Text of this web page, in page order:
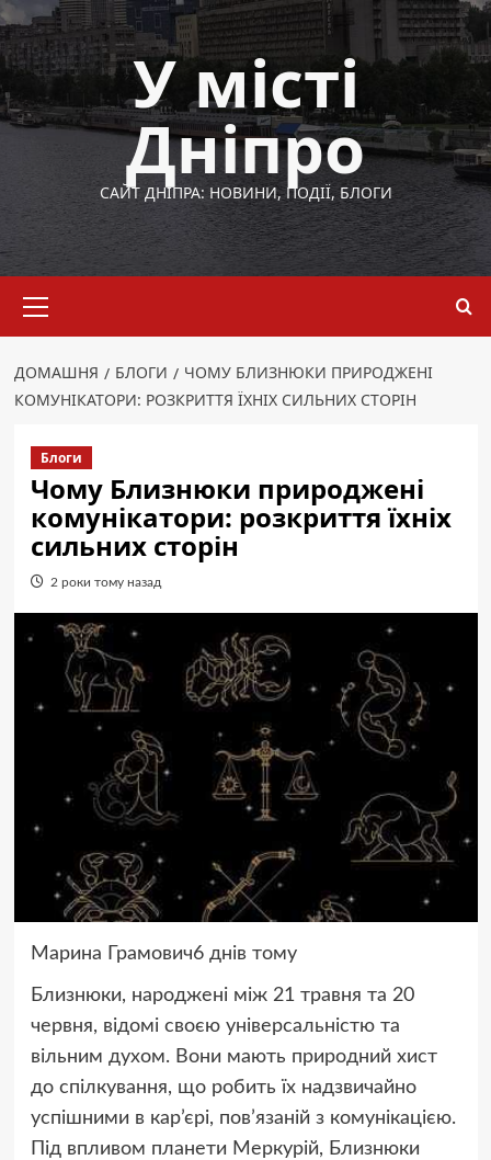
Перейти
до
вмісту
У місті
Дніпро
САЙТ ДНІПРА: НОВИНИ, ПОДІЇ, БЛОГИ
меню
ДОМАШНЯ БЛОГИ
ЧОМУ БЛИЗНЮКИ ПРИРОДЖЕНІ
КОМУНІКАТОРИ: РОЗКРИТТЯ ЇХНІХ СИЛЬНИХ СТОРІН
Блоги
Чому Близнюки природжені
комунікатори: розкриття їхніх
сильних сторін
2 роки тому назад
Марина Грамович6 днів тому
Близнюки, народжені між 21 травня та 20
червня, відомі своєю універсальністю та
вільним духом. Вони мають природний хист
до спілкування, що робить їх надзвичайно
успішними в кар’єрі, пов’язаній з комунікацією.
Під впливом планети Меркурій, Близнюки